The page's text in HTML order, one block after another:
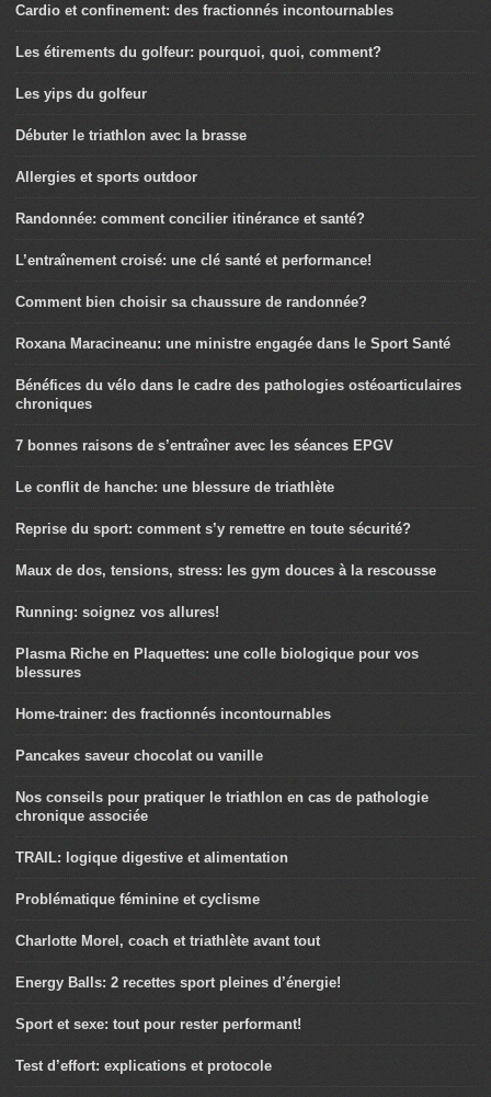
Cardio et confinement: des fractionnés incontournables
Les étirements du golfeur: pourquoi, quoi, comment?
Les yips du golfeur
Débuter le triathlon avec la brasse
Allergies et sports outdoor
Randonnée: comment concilier itinérance et santé?
L’entraînement croisé: une clé santé et performance!
Comment bien choisir sa chaussure de randonnée?
Roxana Maracineanu: une ministre engagée dans le Sport Santé
Bénéfices du vélo dans le cadre des pathologies ostéoarticulaires
chroniques
7 bonnes raisons de s’entraîner avec les séances EPGV
Le conflit de hanche: une blessure de triathlète
Reprise du sport: comment s’y remettre en toute sécurité?
Maux de dos, tensions, stress: les gym douces à la rescousse
Running: soignez vos allures!
Plasma Riche en Plaquettes: une colle biologique pour vos
blessures
Home-trainer: des fractionnés incontournables
Pancakes saveur chocolat ou vanille
Nos conseils pour pratiquer le triathlon en cas de pathologie
chronique associée
TRAIL: logique digestive et alimentation
Problématique féminine et cyclisme
Charlotte Morel, coach et triathlète avant tout
Energy Balls: 2 recettes sport pleines d’énergie!
Sport et sexe: tout pour rester performant!
Test d’effort: explications et protocole